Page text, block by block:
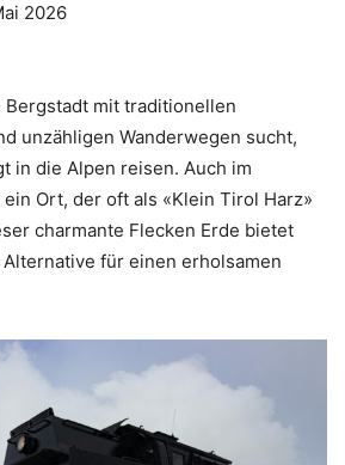
2026
Bergstadt mit traditionellen
unzähligen Wanderwegen sucht,
in die Alpen reisen. Auch im
Ort, der oft als «Klein Tirol Harz»
charmante Flecken Erde bietet
für einen erholsamen